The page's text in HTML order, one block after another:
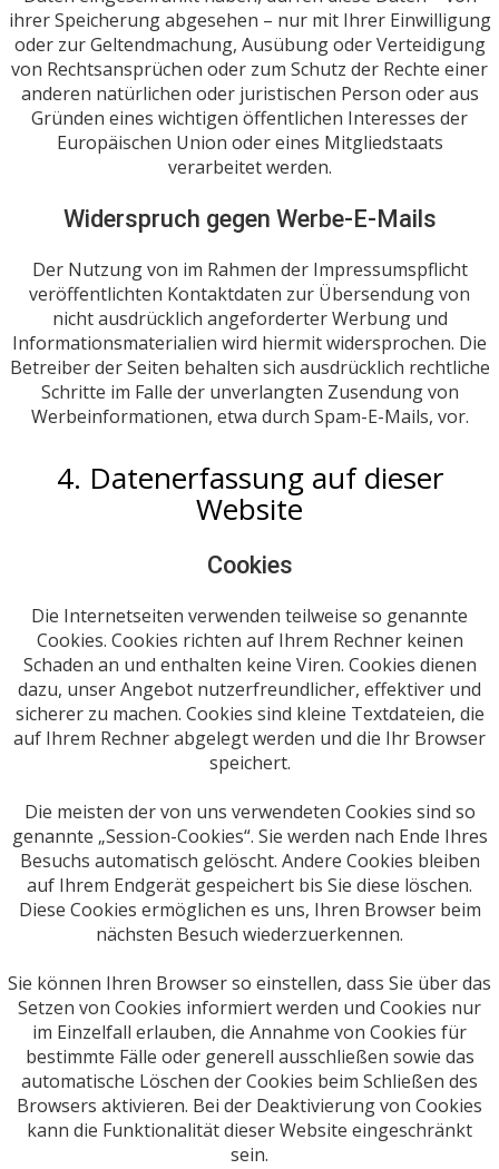
ihrer Speicherung abgesehen – nur mit Ihrer Einwilligung
oder zur Geltendmachung, Ausübung oder Verteidigung
von Rechtsansprüchen oder zum Schutz der Rechte einer
anderen natürlichen oder juristischen Person oder aus
Gründen eines wichtigen öffentlichen Interesses der
Europäischen Union oder eines Mitgliedstaats
verarbeitet werden.
Widerspruch gegen Werbe-E-Mails
Der Nutzung von im Rahmen der Impressumspflicht
veröffentlichten Kontaktdaten zur Übersendung von
nicht ausdrücklich angeforderter Werbung und
Informationsmaterialien wird hiermit widersprochen. Die
Betreiber der Seiten behalten sich ausdrücklich rechtliche
Schritte im Falle der unverlangten Zusendung von
Werbeinformationen, etwa durch Spam-E-Mails, vor.
4. Datenerfassung auf dieser
Website
Cookies
Die Internetseiten verwenden teilweise so genannte
Cookies. Cookies richten auf Ihrem Rechner keinen
Schaden an und enthalten keine Viren. Cookies dienen
dazu, unser Angebot nutzerfreundlicher, effektiver und
sicherer zu machen. Cookies sind kleine Textdateien, die
auf Ihrem Rechner abgelegt werden und die Ihr Browser
speichert.
Die meisten der von uns verwendeten Cookies sind so
genannte „Session-Cookies“. Sie werden nach Ende Ihres
Besuchs automatisch gelöscht. Andere Cookies bleiben
auf Ihrem Endgerät gespeichert bis Sie diese löschen.
Diese Cookies ermöglichen es uns, Ihren Browser beim
nächsten Besuch wiederzuerkennen.
Sie können Ihren Browser so einstellen, dass Sie über das
Setzen von Cookies informiert werden und Cookies nur
im Einzelfall erlauben, die Annahme von Cookies für
bestimmte Fälle oder generell ausschließen sowie das
automatische Löschen der Cookies beim Schließen des
Browsers aktivieren. Bei der Deaktivierung von Cookies
kann die Funktionalität dieser Website eingeschränkt
sein.